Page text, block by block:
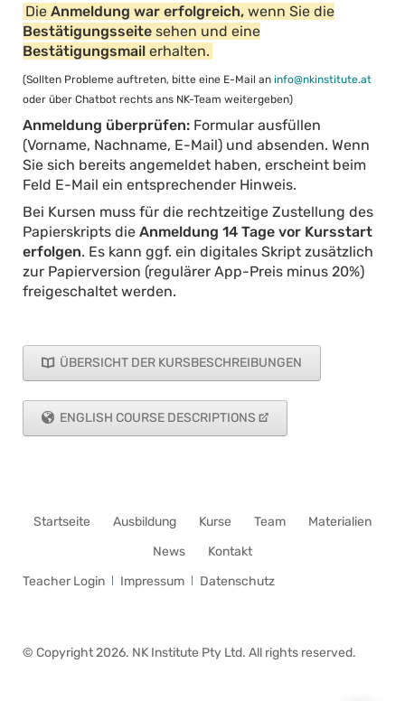
Die Anmeldung war erfolgreich, wenn Sie die
Bestätigungsseite sehen und eine
Bestätigungsmail erhalten.
(Sollten Probleme auftreten, bitte eine E-Mail an info@nkinstitute.at
oder über Chatbot rechts ans NK-Team weitergeben)
Anmeldung überprüfen:Formular ausfüllen
(Vorname, Nachname, E-Mail) und absenden. Wenn
Sie sich bereits angemeldet haben, erscheint beim
Feld E-Mail ein entsprechender Hinweis.
Bei Kursen muss für die rechtzeitige Zustellung des
Papierskripts die Anmeldung 14 Tage vor Kursstart
erfolgen. Es kann ggf. ein digitales Skript zusätzlich
zur Papierversion (regulärer App-Preis minus 20%)
freigeschaltet werden.
ÜBERSICHT DER KURSBESCHREIBUNGEN
ENGLISH COURSE DESCRIPTIONS
Navigation
Startseite Ausbildung Kurse Team
Materialien
News
Kontakt
Navigation
Teacher Login Impressum Datenschutz
© Copyright 2026. NK Institute Pty Ltd. All rights reserved.